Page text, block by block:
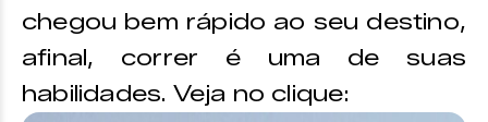
chegou bem rápido ao seu destino,
afinal, correr é uma de suas
habilidades. Veja no clique: